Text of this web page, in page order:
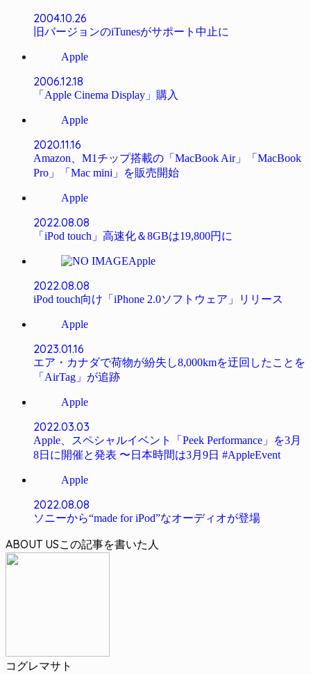
2004.10.26
旧バージョンのiTunesがサポート中止に
Apple
2006.12.18
「Apple Cinema Display」購入
Apple
2020.11.16
Amazon、M1チップ搭載の「MacBook Air」「MacBook
Pro」「Mac mini」を販売開始
Apple
2022.08.08
「iPod touch」高速化＆8GBは19,800円に
Apple
2022.08.08
iPod touch向け「iPhone 2.0ソフトウェア」リリース
Apple
2023.01.16
エア・カナダで荷物が紛失し8,000kmを迂回したことを
「AirTag」が追跡
Apple
2022.03.03
Apple、スペシャルイベント「Peek Performance」を3月
8日に開催と発表 〜日本時間は3月9日 #AppleEvent
Apple
2022.08.08
ソニーから“made for iPod”なオーディオが登場
ABOUT US
コグレマサト